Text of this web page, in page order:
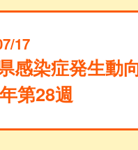
17
感染症発生動
第28週